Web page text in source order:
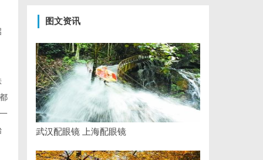
图文资讯
武汉配眼镜 上海配眼镜